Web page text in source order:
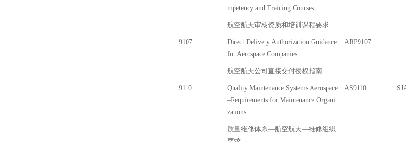
mpetency and Training Courses
航空航天审核资质和培训课程要求
9107
Direct Delivery Authorization Guidance
for Aerospace Companies
航空航天公司直接交付授权指南
ARP9107
9110
Quality Maintenance Systems Aerospace
–Requirements for Maintenance Organi
zations
质量维修体系—航空航天—维修组织
AS9110